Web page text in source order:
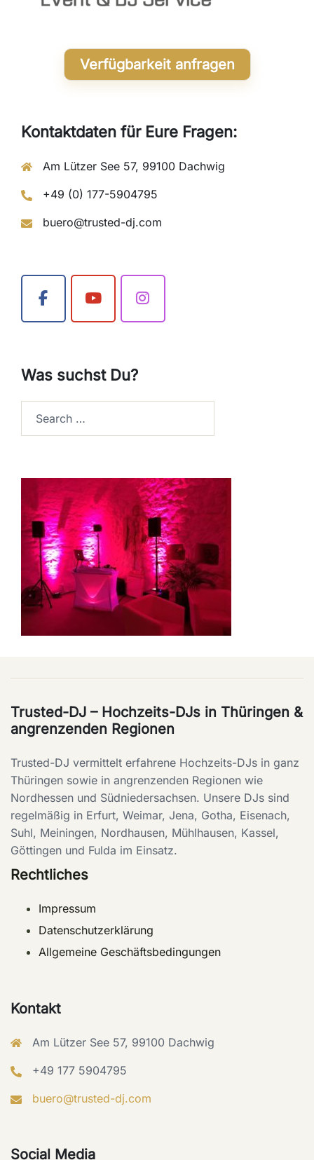
Verfügbarkeit anfragen
Kontaktdaten für Eure Fragen:
Am Lützer See 57, 99100 Dachwig
+49 (0) 177-5904795
buero@trusted-dj.com
Was suchst Du?
Trusted-DJ – Hochzeits-DJs in Thüringen &
angrenzenden Regionen
Trusted-DJ vermittelt erfahrene Hochzeits-DJs in ganz
Thüringen sowie in angrenzenden Regionen wie
Nordhessen und Südniedersachsen. Unsere DJs sind
regelmäßig in Erfurt, Weimar, Jena, Gotha, Eisenach,
Suhl, Meiningen, Nordhausen, Mühlhausen, Kassel,
Göttingen und Fulda im Einsatz.
Rechtliches
Impressum
Datenschutzerklärung
Allgemeine Geschäftsbedingungen
Kontakt
Am Lützer See 57, 99100 Dachwig
+49 177 5904795
buero@trusted-dj.com
Social Media